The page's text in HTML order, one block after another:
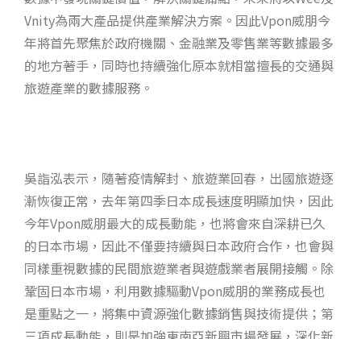
Vnity為兩大產品提供產業解決方案。因此Vpon威朋今
年將首先聚焦於政府機關、金融業及零售業等數據最多
的地方著手，同時也持續強化原本就相當擅長的交通與
旅遊產業的數據服務。
吳詣泓表示，隨著疫情解封、旅遊業回春，出國旅遊逐
漸恢復正常，去年第四季日本成長速度明顯加快，因此
今年Vpon威朋最大的成長動能，也將會來自深耕已久
的日本市場，因此不僅要持續與日本政府合作，也會與
同樣重視數據的民間旅遊業者與遊戲業者展開接觸。除
鞏固日本市場，利用數據驅動Vpon威朋的業務成長也
是重點之一，將集中資源強化數據銷售與技術提供；第